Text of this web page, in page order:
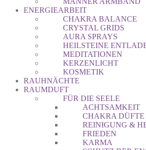
ENERGIEARBEIT
CHAKRA BALANCE
CRYSTAL GRIDS
AURA SPRAYS
HEILSTEINE
MEDITATIONEN
KERZENLICHT
KOSMETIK
RAUHNÄCHTE
RAUMDUFT
FÜR DIE SEELE
ACHTSAMKEIT
CHAKRA DÜFTE
REINIGUNG &
FRIEDEN
KARMA